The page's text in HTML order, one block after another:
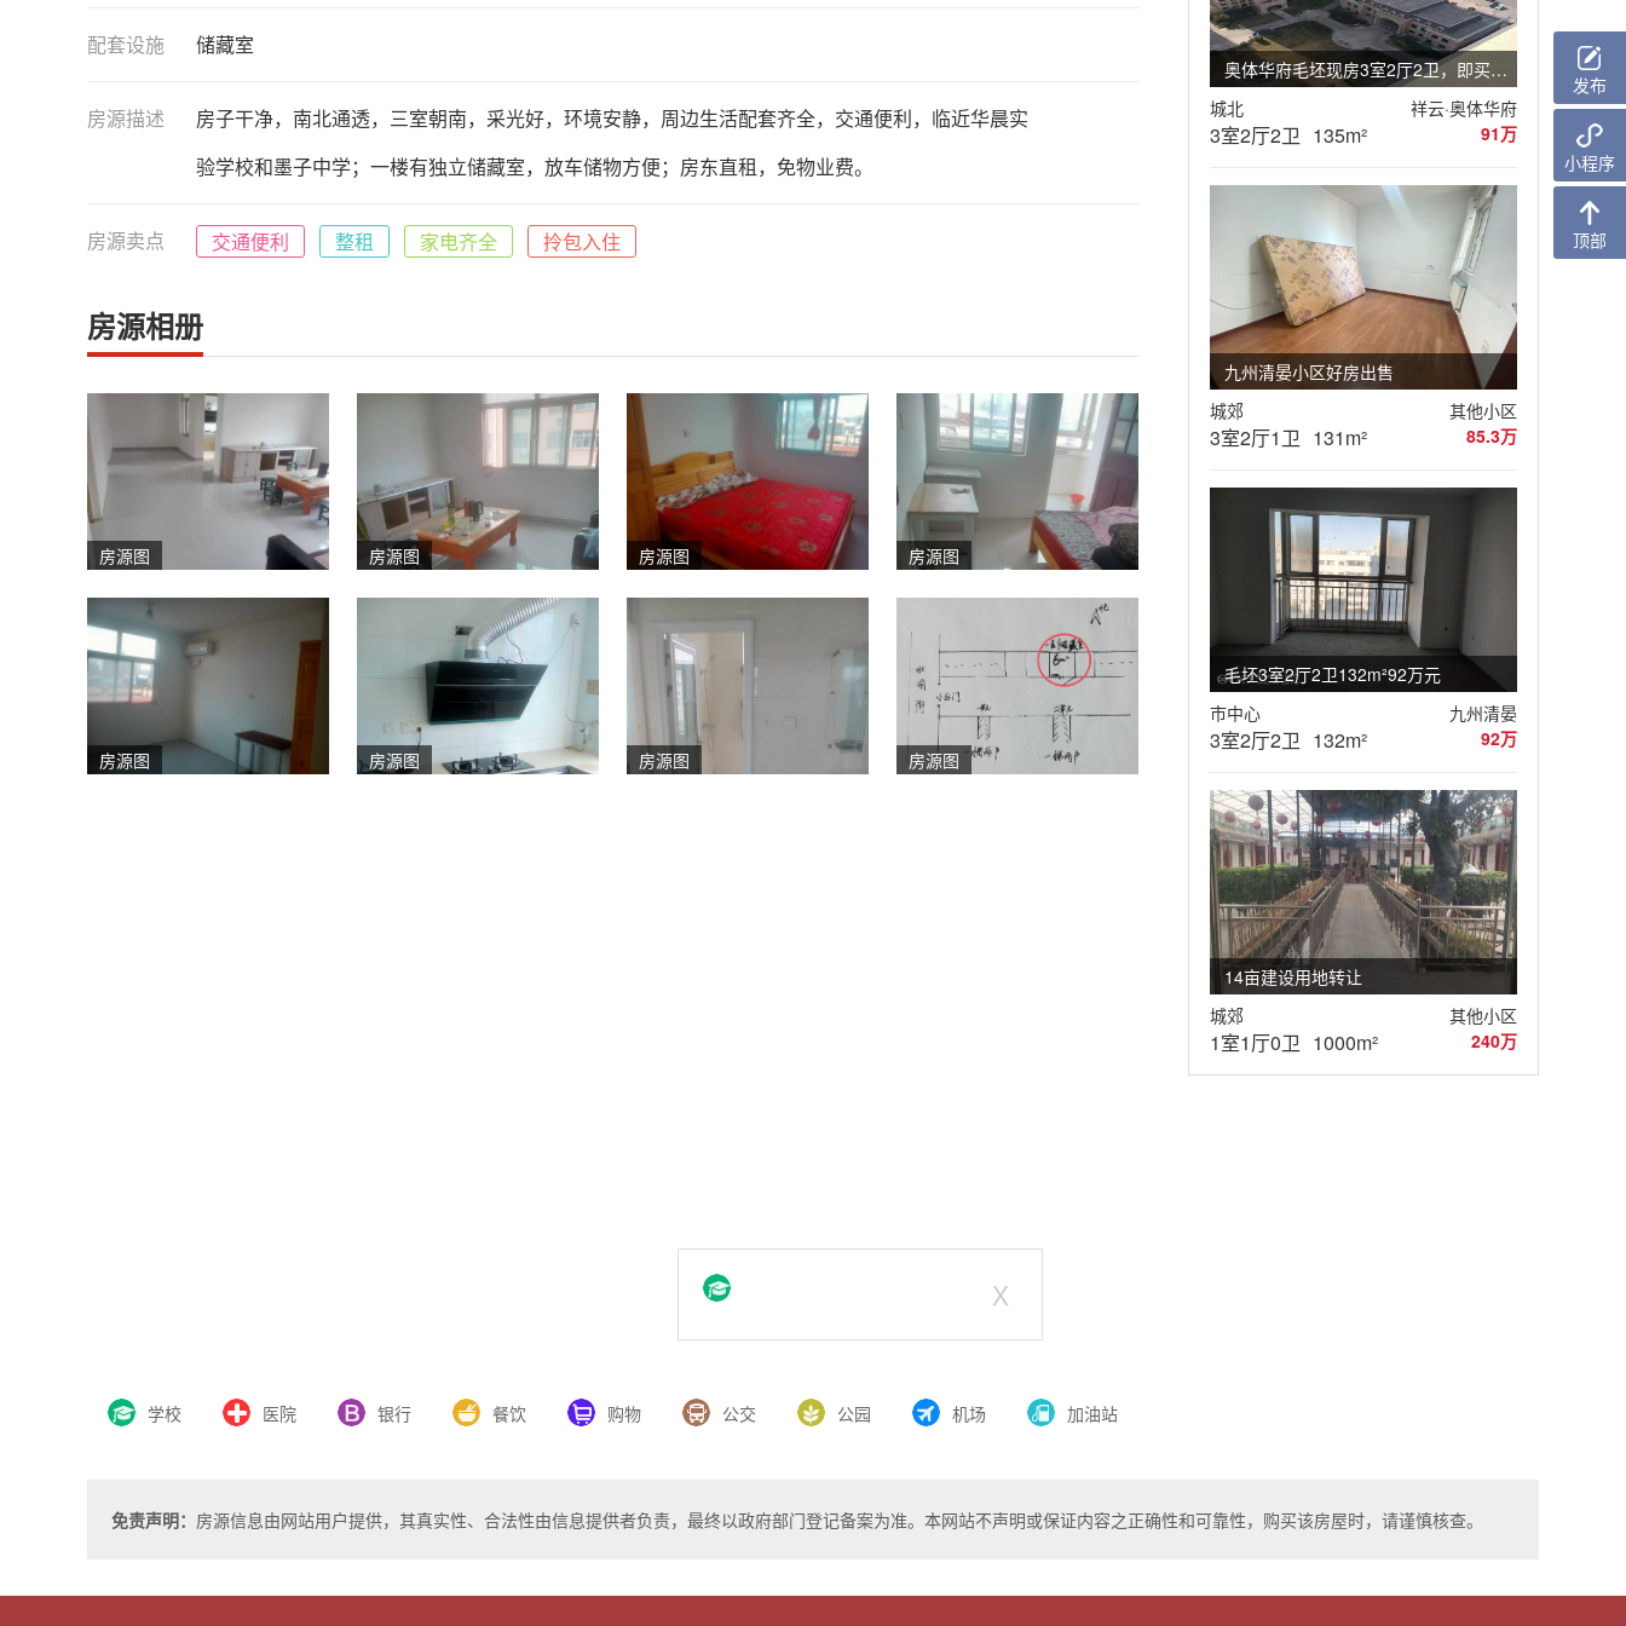
配套设施 储藏室
房源描述
房子干净，南北通透，三室朝南，采光好，环境安静，周边生活配套齐全，交通便利，临近华晨实
验学校和墨子中学；一楼有独立储藏室，放车储物方便；房东直租，免物业费。
房源卖点 交通便利 整租 家电齐全 拎包入住
房源相册
房源图 房源图 房源图 房源图
房源图 房源图 房源图 房源图
X
学校 医院 银行 餐饮 购物 公交 公园 机场 加油站
奥体华府毛坯现房3室2厅2卫，即买即装
城北
祥云·奥体华府
3室2厅2卫 135m² 91万
九州清晏小区好房出售
城郊
其他小区
3室2厅1卫 131m² 85.3万
毛坯3室2厅2卫132m²92万元
市中心
九州清晏
3室2厅2卫 132m² 92万
14亩建设用地转让
城郊
其他小区
1室1厅0卫 1000m² 240万
免责声明： 房源信息由网站用户提供，其真实性、合法性由信息提供者负责，最终以政府部门登记备案为准。本网站不声明或保证内容之正确性和可靠性，购买该房屋时，请谨慎核查。
发布
小程序
顶部